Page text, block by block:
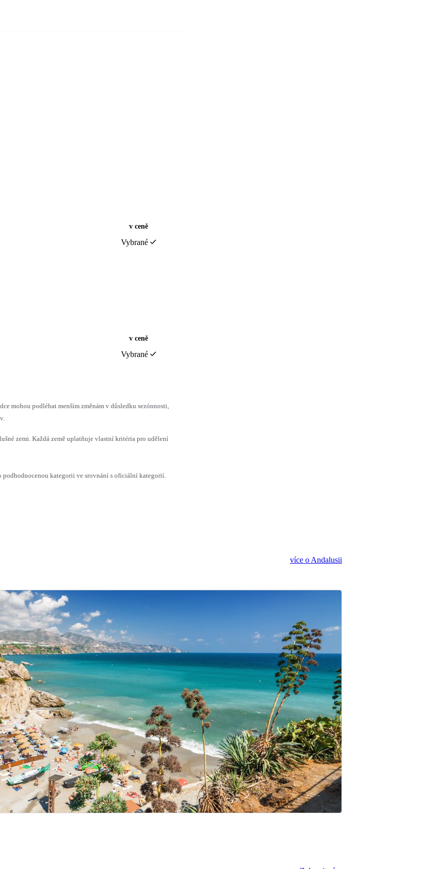
v ceně
Vybrané
v ceně
Vybrané
mohou podléhat menším změnám v důsledku sezónnosti,
zemi. Každá země uplatňuje vlastní kritéria pro udělení
podhodnocenou kategorii ve srovnání s oficiální kategorií.
více o Andalusii